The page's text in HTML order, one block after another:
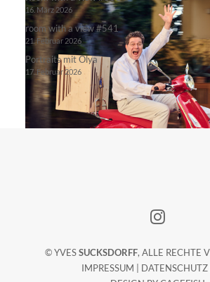
Johanniter Andreas Gärten 19
16. März 2026
room with a view #541
21. Februar 2026
Portraits mit Olya
17. Februar 2026
© YVESSUCKSDORFF, ALLE RECHTE
IMPRESSUM
DATENSCHUTZ|